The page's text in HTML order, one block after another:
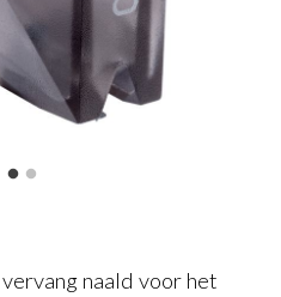
naald voor het